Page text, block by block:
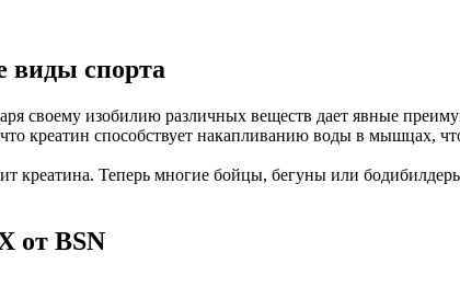
виды спорта
своему изобилию различных веществ дает явные
креатин способствует накапливанию воды в мышцах,
креатина. Теперь многие бойцы, бегуны или
от BSN